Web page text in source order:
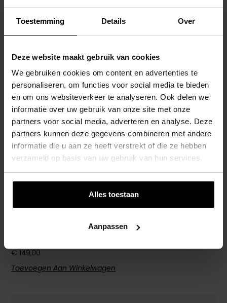
Toestemming Details Over
Deze website maakt gebruik van cookies
We gebruiken cookies om content en advertenties te
personaliseren, om functies voor social media te bieden
en om ons websiteverkeer te analyseren. Ook delen we
informatie over uw gebruik van onze site met onze
partners voor social media, adverteren en analyse. Deze
partners kunnen deze gegevens combineren met andere
informatie die u aan ze heeft verstrekt of die ze hebben
verzameld op basis van uw gebruik van hun services.
Alles toestaan
Aanpassen
Opklapbare Bankjes – 2 Planks Antraciet
€ 149,00
Toevoegen Aan Winkelwagen